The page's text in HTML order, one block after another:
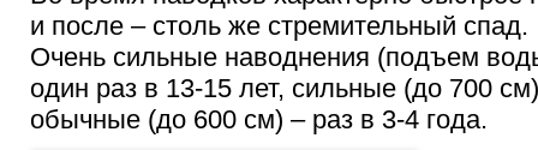
и после – столь же стремительный спад.
Очень сильные наводнения (подъем
один раз в 13-15 лет, сильные (до 700
обычные (до 600 см) – раз в 3-4 года.